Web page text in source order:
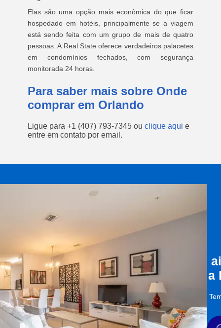
Elas são uma opção mais econômica do que ficar
hospedado em hotéis, principalmente se a viagem
está sendo feita com um grupo de mais de quatro
pessoas. A Real State oferece verdadeiros palacetes
em condomínios fechados, com segurança
monitorada 24 horas.
Para saber mais sobre Onde
comprar em Orlando
Ligue para +1 (407) 793-7345 ou clique aqui e
entre em contato por email.
a